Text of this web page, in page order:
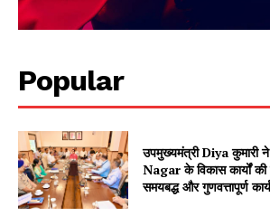
Jagruk Janta
Vishwasniya Hindi
Popular
उपमुख्यमंत्री Diya
Nagar के विकास कार्यों की
समयबद्ध और गुणवत्तापूर्ण